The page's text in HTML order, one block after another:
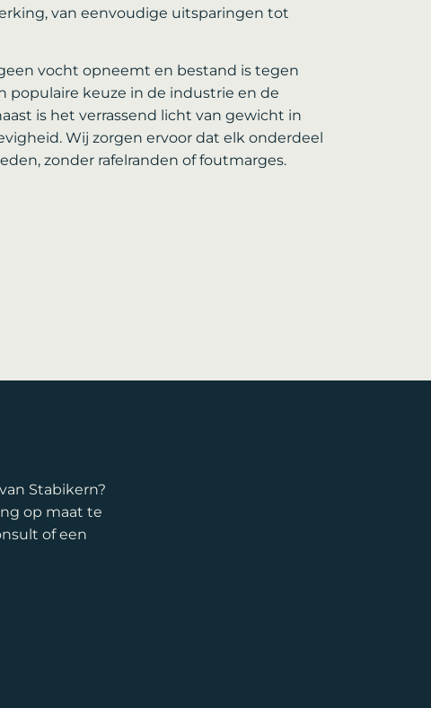
van eenvoudige uitsparingen tot
vocht opneemt en bestand is tegen
populaire keuze in de industrie en de
is het verrassend licht van gewicht in
Wij zorgen ervoor dat elk onderdeel
zonder rafelranden of foutmarges.
Stabikern?
op maat te
of een